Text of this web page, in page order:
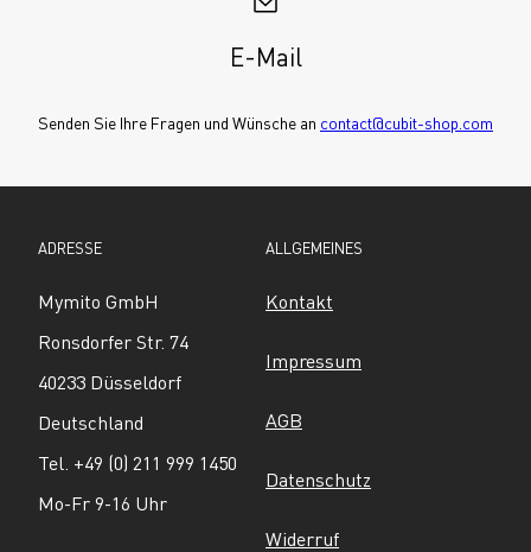
E-Mail
Senden Sie Ihre Fragen und Wünsche an contact@cubit-shop.com
ADRESSE
Mymito GmbH
Ronsdorfer Str. 74
40233 Düsseldorf
Deutschland
Tel. +49 (0) 211 999 1450
Mo-Fr 9-16 Uhr
ALLGEMEINES
Kontakt
Impressum
AGB
Datenschutz
Widerruf